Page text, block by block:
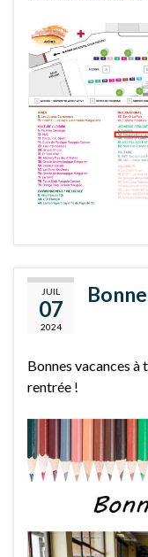
JUIL
07
2024
Bonnes vacances à
rentrée !